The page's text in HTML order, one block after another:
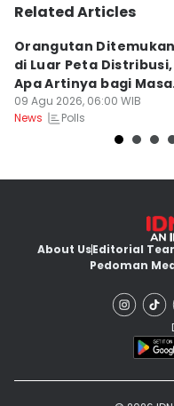
Related Articles
Orangutan Ditemukan
di Luar Peta Distribusi,
Apa Artinya bagi Masa
Depan Konservasi?
09 Agu 2026, 06:00 WIB
News
Polls
About UsEditorial
Pedoman